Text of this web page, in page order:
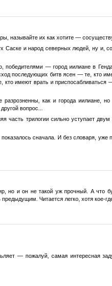
называйте их как хотите —
Саске и народ северных людей, ну
— город иилиане в
последующих битв ясен — те, кто
кто имеют врать и
как и города иилиане,
вопрос...
часть трилогии сильно уступает
сначала. И без словаря, уже
но и он не такой уж прочный. А что
Читается легко, хотя кое-
— пожалуй, самая интересная